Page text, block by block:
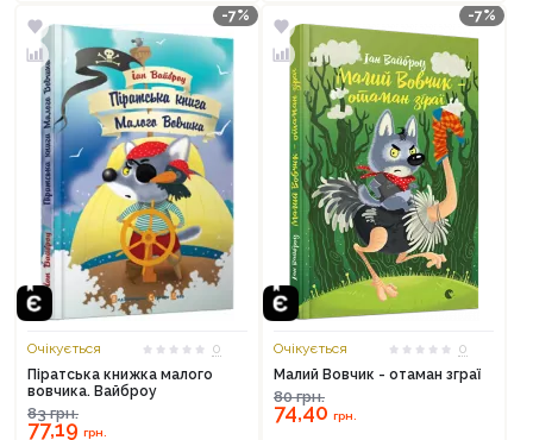
-7%
Очікується
0
Піратська книжка малого
вовчика. Вайброу
83грн.
77,19 грн.
-7%
Очікується
0
Малий Вовчик - отаман зграї
80грн.
74,40 грн.